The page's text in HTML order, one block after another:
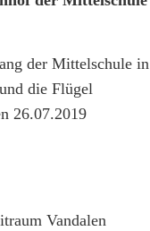
der Mittelschule in
die Flügel
26.07.2019
Vandalen